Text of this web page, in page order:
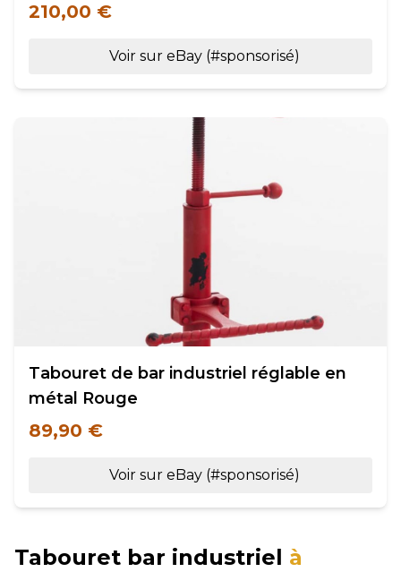
210,00 €
Voir sur eBay (#sponsorisé)
Tabouret de bar industriel réglable en
métal Rouge
89,90 €
Voir sur eBay (#sponsorisé)
Tabouret bar industriel à